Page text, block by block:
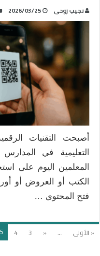
نجيب زوحى 2026/03/25
أصبحت التقنيات
التعليمية في
المعلمين اليوم على
الكتب أو العروض أو
فتح المحتوى …
« الأولى ...
«
3
4
5